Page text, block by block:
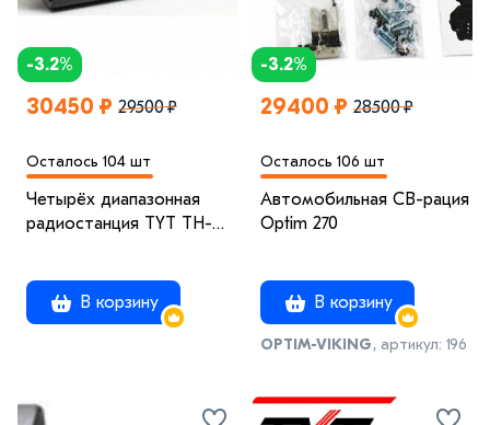
-3.2%
30450 ₽ 29500 ₽
Осталось 104 шт
Четырёх диапазонная
радиостанция TYT TH-
В корзину
-3.2%
29400 ₽ 28500 ₽
Осталось 106 шт
Автомобильная CB-рация
Optim 270
В корзину
OPTIM-VIKING, артикул: 196